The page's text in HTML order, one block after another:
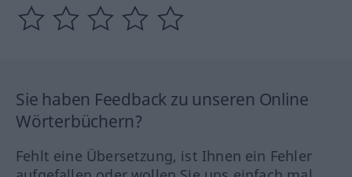
Sie haben Feedback zu unseren Online
Wörterbüchern?
Fehlt eine Übersetzung, ist Ihnen ein Fehler